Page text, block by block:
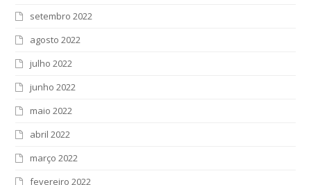
setembro 2022
agosto 2022
julho 2022
junho 2022
maio 2022
abril 2022
março 2022
fevereiro 2022